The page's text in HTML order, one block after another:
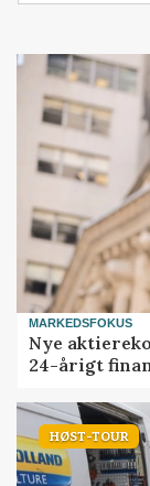
MARKEDSFOKUS
Nye
24-årigt
HØST-TOUR